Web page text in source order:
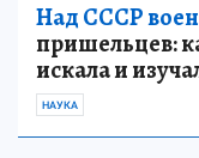
Над СССР
пришельцев:
искала и
НАУКА